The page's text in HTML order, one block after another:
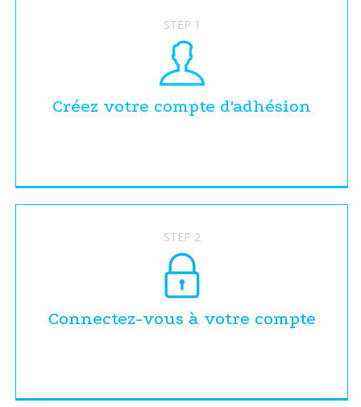
STEP 1
Créez votre compte d'adhésion
STEP 2
Connectez-vous à votre compte